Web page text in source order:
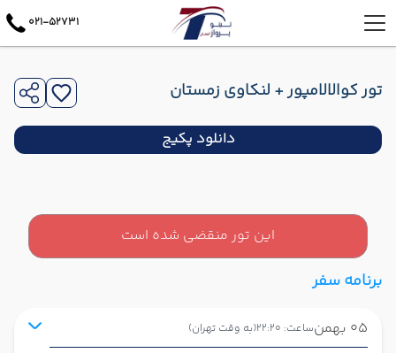
021-52731
تور کوالالامپور + لنکاوی زمستان
دانلود پکیج
این تور منقضی شده است
برنامه سفر
05 بهمن ساعت: 22:20 (به وقت تهران)